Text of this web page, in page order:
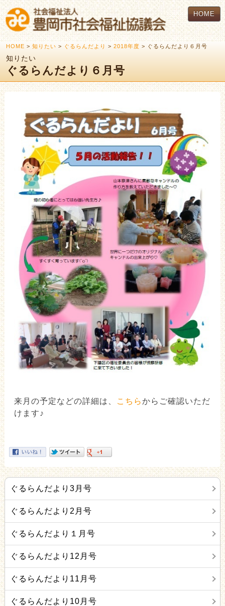
HOME
HOME > 知りたい > ぐるらんだより > 2018年度 > ぐるらんだより６月号
知りたい
ぐるらんだより６月号
来月の予定などの詳細は、 こちらからご確認いただ
けます♪
ぐるらんだより3月号
ぐるらんだより2月号
ぐるらんだより１月号
ぐるらんだより12月号
ぐるらんだより11月号
ぐるらんだより10月号